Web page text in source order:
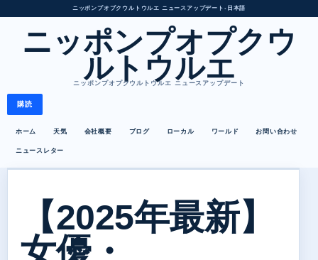
ニッポンプオプクウルトウルエ ニュースアップデート • 日本語
ニッポンプオプクウ
ルトウルエ
ニッポンプオプクウルトウルエ ニュースアップデート
購読
ホーム 天気 会社概要 ブログ ローカル ワールド お問い合わせ
ニュースレター
【2025年最新】
女優・